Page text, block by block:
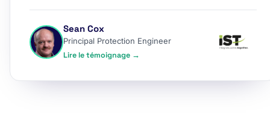
Sean Cox
Principal Protection Engineer
Lire le témoignage →